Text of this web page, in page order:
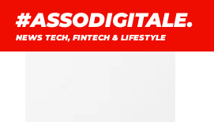
contenuto
#ASSODIGITALE.
NEWS TECH, FINTECH & LIFESTYLE